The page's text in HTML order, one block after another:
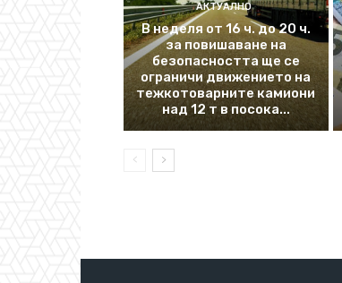
АКТУАЛНО
В неделя от 16 ч. до 20 ч.
за повишаване на
безопасността ще се
ограничи движението на
тежкотоварните камиони
над 12 т в посока...